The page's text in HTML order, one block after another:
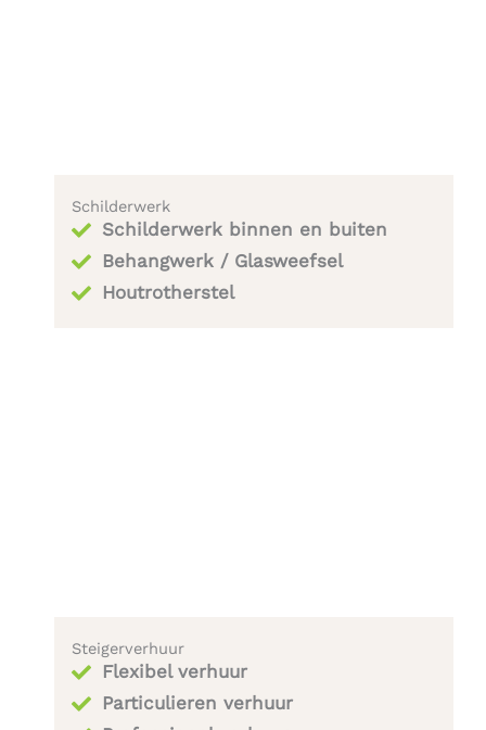
Schilderwerk
Schilderwerk binnen en buiten
Behangwerk / Glasweefsel
Houtrotherstel​
Steigerverhuur
Flexibel verhuur
Particulieren verhuur